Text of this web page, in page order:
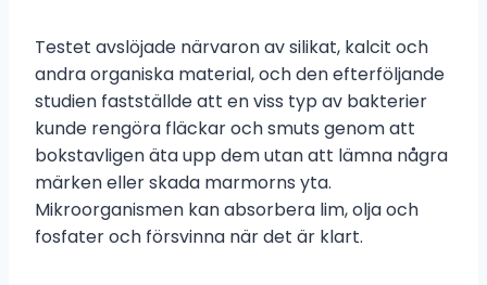
Testet avslöjade närvaron av silikat, kalcit och
andra organiska material, och den efterföljande
studien fastställde att en viss typ av bakterier
kunde rengöra fläckar och smuts genom att
bokstavligen äta upp dem utan att lämna några
märken eller skada marmorns yta.
Mikroorganismen kan absorbera lim, olja och
fosfater och försvinna när det är klart.